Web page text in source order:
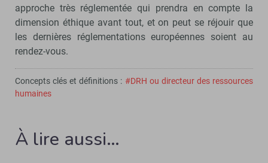
approche très réglementée qui prendra en compte la
dimension éthique avant tout, et on peut se réjouir que
les dernières réglementations européennes soient au
rendez-vous.
Concepts clés et définitions : #DRH ou directeur des ressources
humaines
À lire aussi…